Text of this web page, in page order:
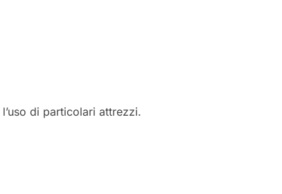
di particolari attrezzi.